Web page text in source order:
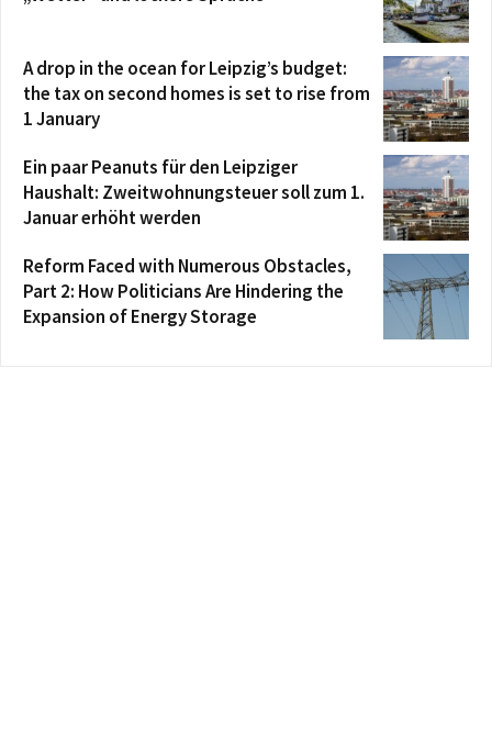
A drop in the ocean for Leipzig’s budget:
the tax on second homes is set to rise from
1 January
Ein paar Peanuts für den Leipziger
Haushalt: Zweitwohnungsteuer soll zum 1.
Januar erhöht werden
Reform Faced with Numerous Obstacles,
Part 2: How Politicians Are Hindering the
Expansion of Energy Storage